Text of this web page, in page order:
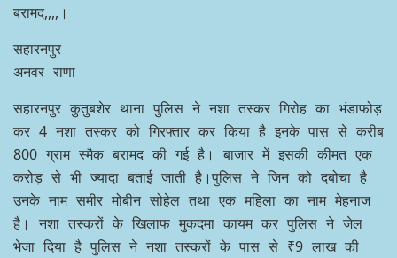
बरामद,,,,।
सहारनपुर
अनवर राणा
सहारनपुर कुतुबशेर थाना पुलिस ने नशा तस्कर गिरोह का भंडाफोड़
कर 4 नशा तस्कर को गिरफ्तार कर किया है इनके पास से करीब
800 ग्राम स्मैक बरामद की गई है। बाजार में इसकी कीमत एक
करोड़ से भी ज्यादा बताई जाती है।पुलिस ने जिन को दबोचा है
उनके नाम समीर मोबीन सोहेल तथा एक महिला का नाम मेहनाज
है। नशा तस्करों के खिलाफ मुकदमा कायम कर पुलिस ने जेल
भेजा दिया है पुलिस ने नशा तस्करों के पास से ₹9 लाख की